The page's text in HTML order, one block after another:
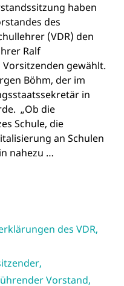
haben
des
(VDR) den
Ralf
gewählt.
Böhm, der im
in
„Ob die
Schule, die
an Schulen
nahezu …
des VDR,
,
Vorstand,